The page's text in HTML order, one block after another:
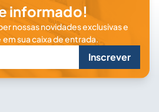
informado!
nossas novidades exclusivas e
sua caixa de entrada.
Inscrever